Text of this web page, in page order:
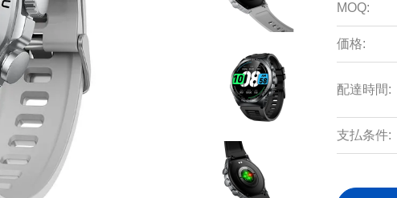
MOQ:
価格:
配達時間:
支払条件: